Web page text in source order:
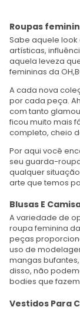
Roupas
Sabe aquele
artísticas,
aquela leveza
femininas da
A cada nova
por cada peça.
com tanto
ficou muito mais
completo, cheio
Por aqui você
seu guarda-
qualquer
arte que temos
Blusas E
A variedade de
roupa feminina
peças
uso de
mangas
disso, não
bodies que
Vestidos Para